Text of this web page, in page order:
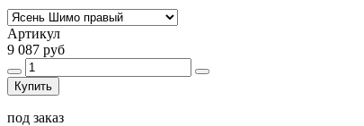
Артикул
9 087 руб
Купить
под заказ